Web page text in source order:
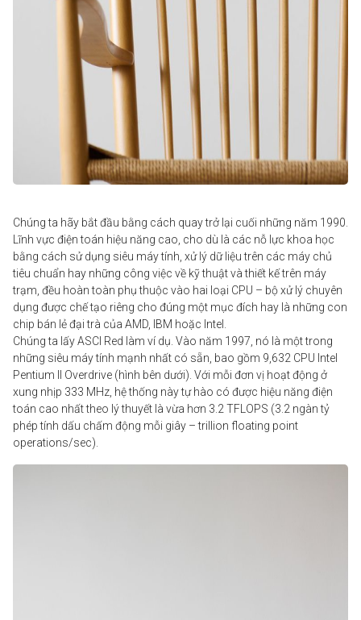
Chúng ta hãy bắt đầu bằng cách quay trở lại cuối những năm 1990.
Lĩnh vực điện toán hiệu năng cao, cho dù là các nỗ lực khoa học
bằng cách sử dụng siêu máy tính, xử lý dữ liệu trên các máy chủ
tiêu chuẩn hay những công việc về kỹ thuật và thiết kế trên máy
trạm, đều hoàn toàn phụ thuộc vào hai loại CPU – bộ xử lý chuyên
dụng được chế tạo riêng cho đúng một mục đích hay là những con
chip bán lẻ đại trà của AMD, IBM hoặc Intel
Chúng ta lấy ASCI Red làm ví dụ. Vào năm 1997, nó là một trong
những siêu máy tính mạnh nhất có sẵn, bao gồm 9,632 CPU Intel
Pentium II Overdrive (hình bên dưới). Với mỗi đơn vị hoạt động ở
xung nhịp 333 MHz, hệ thống này tự hào có được hiệu năng điện
toán cao nhất theo lý thuyết là vừa hơn 3.2 TFLOPS (3.2 ngàn tỷ
phép tính dấu chấm động mỗi giây – trillion floating point
operations/sec).